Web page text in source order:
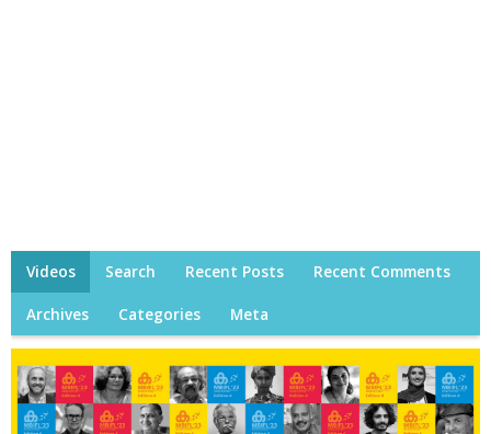
Videos Search Recent Posts Recent Comments
Archives Categories Meta